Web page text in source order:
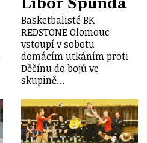
Basketbalisté BK
REDSTONE Olomouc
vstoupí v sobotu
domácím utkáním proti
Děčínu do bojů ve
skupině…